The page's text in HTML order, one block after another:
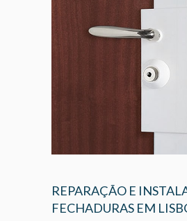
REPARAÇÃO E
FECHADURAS EM